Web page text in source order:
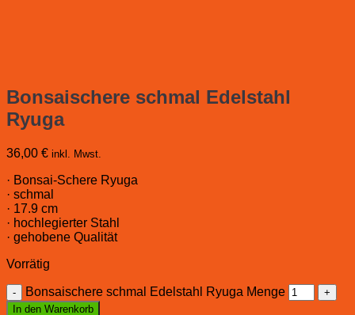
Bonsaischere schmal Edelstahl
Ryuga
36,00 € inkl. Mwst.
· Bonsai-Schere Ryuga
· schmal
· 17.9 cm
· hochlegierter Stahl
· gehobene Qualität
Vorrätig
Bonsaischere schmal Edelstahl Ryuga Menge
In den Warenkorb